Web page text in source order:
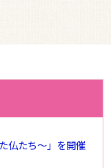
仏たち～」を開催